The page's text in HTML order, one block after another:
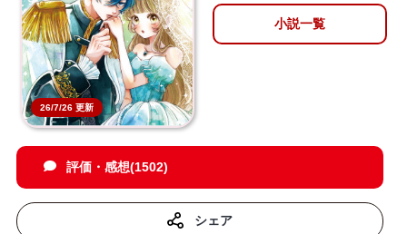
26/7/26 更新
小説一覧
評価・感想(1502)
シェア